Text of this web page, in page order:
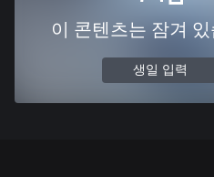
이 콘텐츠는 잠겨 있
생일 입력